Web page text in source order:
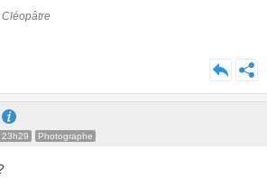
Cléopâtre
Photographe